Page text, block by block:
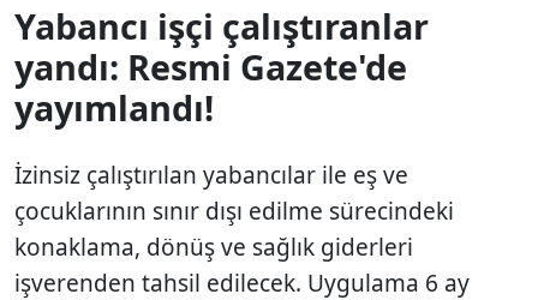
Yabancı işçi çalıştıranlar
yandı: Resmi Gazete'de
yayımlandı!
İzinsiz çalıştırılan yabancılar ile eş ve
çocuklarının sınır dışı edilme sürecindeki
konaklama, dönüş ve sağlık giderleri
işverenden tahsil edilecek. Uygulama 6 ay